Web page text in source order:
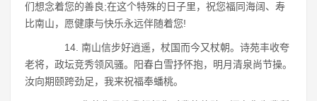
们想念着您的善良;在这个特殊的日子里，祝您福同海阔、寿
比南山，愿健康与快乐永远伴随着您!
14. 南山信步好逍遥，杖国而今又杖朝。诗苑丰收夸
老将，政坛竞秀领风骚。阳春白雪抒怀抱，明月清泉尚节操。
汝向期颐跨劲足，我来祝福奉蟠桃。